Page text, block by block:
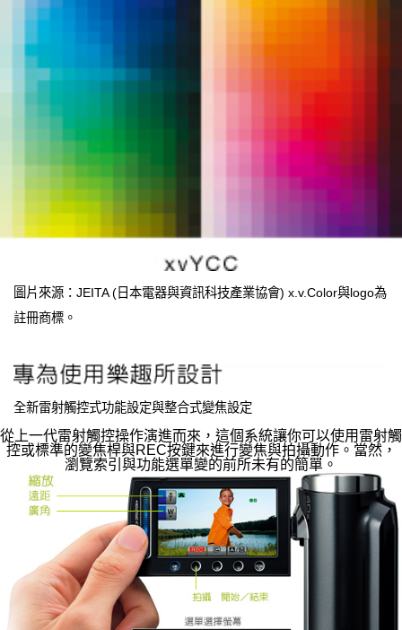
圖片來源：JEITA (日本電器與資訊科技產業協會) x.v.Color與logo為
註冊商標。
全新雷射觸控式功能設定與整合式變焦設定
從上一代雷射觸控操作演進而來，這個系統讓你可以使用雷射觸
控或標準的變焦桿與REC按鍵來進行變焦與拍攝動作。當然，
瀏覽索引與功能選單變的前所未有的簡單。